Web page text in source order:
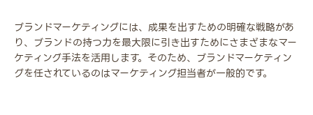
ブランドマーケティングには、成果を出すための明確な戦略があ
り、ブランドの持つ力を最大限に引き出すためにさまざまなマー
ケティング手法を活用します。そのため、ブランドマーケティン
グを任されているのはマーケティング担当者が一般的です。